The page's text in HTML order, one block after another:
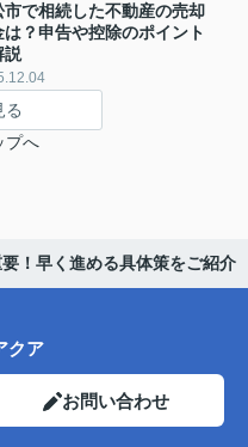
市で相続した不動産の売却
は？申告や控除のポイント
説
る
プへ
！早く進める具体策をご紹介
クア
お問い合わせ